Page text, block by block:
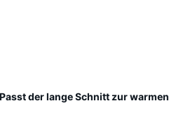
der lange Schnitt zur warmen